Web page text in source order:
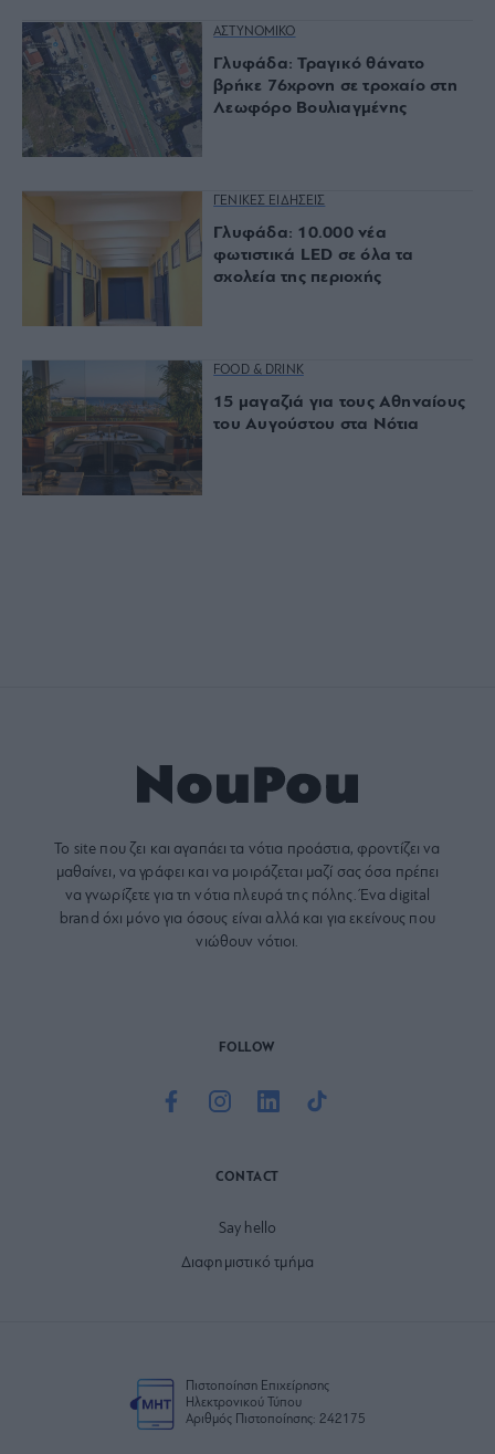
ΑΣΤΥΝΟΜΙΚΟ
Γλυφάδα: Τραγικό θάνατο
βρήκε 76χρονη σε τροχαίο στη
Λεωφόρο Βουλιαγμένης
ΓΕΝΙΚΕΣ ΕΙΔΗΣΕΙΣ
Γλυφάδα: 10.000 νέα
φωτιστικά LED σε όλα τα
σχολεία της περιοχής
FOOD & DRINK
15 μαγαζιά για τους Αθηναίους
του Αυγούστου στα Νότια
Το site που ζει και αγαπάει τα νότια προάστια, φροντίζει να
μαθαίνει, να γράφει και να μοιράζεται μαζί σας όσα πρέπει
να γνωρίζετε για τη νότια πλευρά της πόλης. Ένα digital
brand όχι μόνο για όσους είναι αλλά και για εκείνους που
νιώθουν νότιοι.
FOLLOW
CONTACT
Say hello
Διαφημιστικό τμήμα
Πιστοποίηση Επιχείρησης
Ηλεκτρονικού Τύπου
Αριθμός Πιστοποίησης: 242175